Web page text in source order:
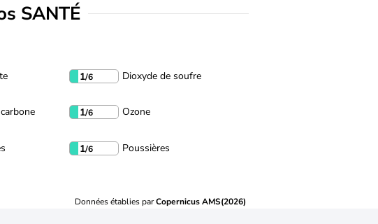
SANTÉ
1/6 Dioxyde de soufre
1/6 Ozone
1/6 Poussières
Données établies parCopernicus AMS(2026)